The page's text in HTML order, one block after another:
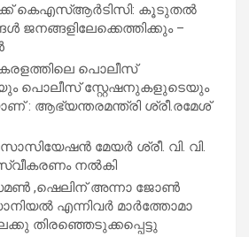
കെഎസ്ആർടിസി: കൂടുതൽ
ജനങ്ങളിലേക്കെത്തിക്കും –
പൊലീസ്
പൊലീസ് സ്റ്റേഷനുകളുടെയും
: ആഭ്യന്തരമന്ത്രി ശ്രീ.രമേശ്
മേയർ ശ്രീ. വി. വി.
നൽകി
,ഷെലിന് അന്നാ ജോൺ
എന്നിവർ മാർത്തോമാ
തിരഞ്ഞെടുക്കപ്പെട്ടു